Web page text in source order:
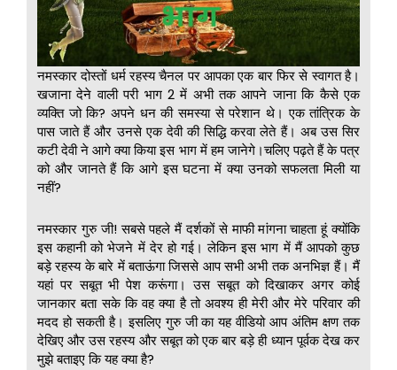
नमस्कार दोस्तों धर्म रहस्य चैनल पर आपका एक बार फिर से स्वागत है।
खजाना देने वाली परी भाग 2 में अभी तक आपने जाना कि कैसे एक
व्यक्ति जो कि? अपने धन की समस्या से परेशान थे। एक तांत्रिक के
पास जाते हैं और उनसे एक देवी की सिद्धि करवा लेते हैं। अब उस सिर
कटी देवी ने आगे क्या किया इस भाग में हम जानेगे।चलिए पढ़ते हैं के पत्र
को और जानते हैं कि आगे इस घटना में क्या उनको सफलता मिली या
नहीं?
नमस्कार गुरु जी! सबसे पहले मैं दर्शकों से माफी मांगना चाहता हूं क्योंकि
इस कहानी को भेजने में देर हो गई। लेकिन इस भाग में मैं आपको कुछ
बड़े रहस्य के बारे में बताऊंगा जिससे आप सभी अभी तक अनभिज्ञ हैं। मैं
यहां पर सबूत भी पेश करूंगा। उस सबूत को दिखाकर अगर कोई
जानकार बता सके कि वह क्या है तो अवश्य ही मेरी और मेरे परिवार की
मदद हो सकती है। इसलिए गुरु जी का यह वीडियो आप अंतिम क्षण तक
देखिए और उस रहस्य और सबूत को एक बार बड़े ही ध्यान पूर्वक देख कर
मुझे बताइए कि यह क्या है?